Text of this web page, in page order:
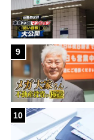
9
10